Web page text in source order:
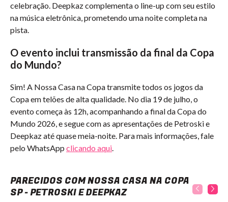
celebração. Deepkaz complementa o line-up com seu estilo
na música eletrônica, prometendo uma noite completa na
pista.
O evento inclui transmissão da final da Copa
do Mundo?
Sim! A Nossa Casa na Copa transmite todos os jogos da
Copa em telões de alta qualidade. No dia 19 de julho, o
evento começa às 12h, acompanhando a final da Copa do
Mundo 2026, e segue com as apresentações de Petroski e
Deepkaz até quase meia-noite. Para mais informações, fale
pelo WhatsApp clicando aqui.
PARECIDOS COM NOSSA CASA NA COPA
SP - PETROSKI E DEEPKAZ